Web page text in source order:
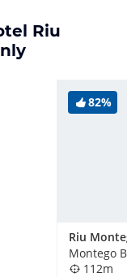
Riu
82%
Montego
112m